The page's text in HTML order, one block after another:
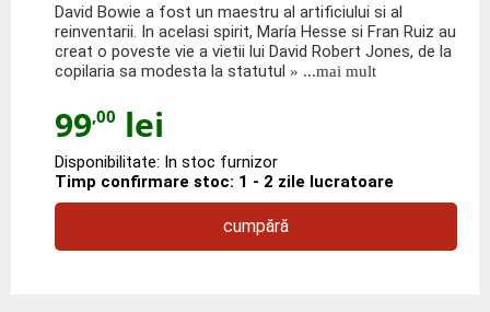
David Bowie a fost un maestru al artificiului si al
reinventarii. In acelasi spirit, María Hesse si Fran Ruiz au
creat o poveste vie a vietii lui David Robert Jones, de la
copilaria sa modesta la statutul » ...mai mult
99,00 lei
Disponibilitate: In stoc furnizor
Timp confirmare stoc: 1 - 2 zile lucratoare
cumpără